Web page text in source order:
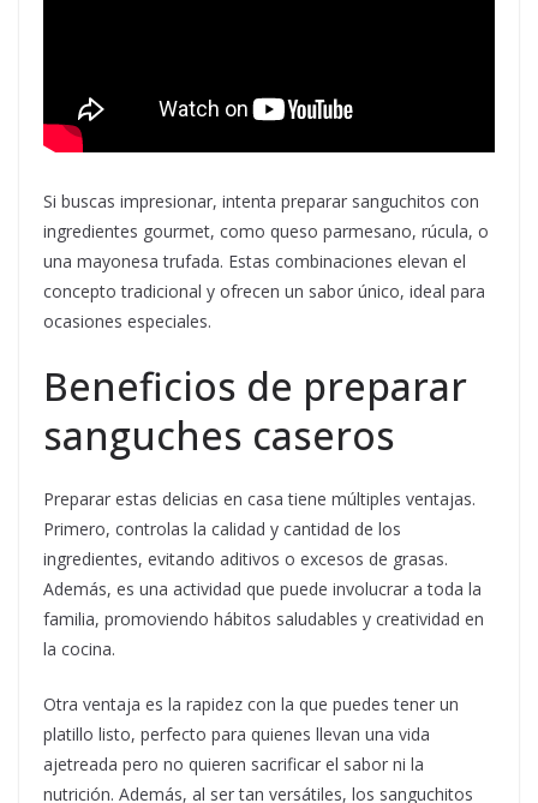
Si buscas impresionar, intenta preparar sanguchitos con
ingredientes gourmet, como queso parmesano, rúcula, o
una mayonesa trufada. Estas combinaciones elevan el
concepto tradicional y ofrecen un sabor único, ideal para
ocasiones especiales.
Beneficios de preparar
sanguches caseros
Preparar estas delicias en casa tiene múltiples ventajas.
Primero, controlas la calidad y cantidad de los
ingredientes, evitando aditivos o excesos de grasas.
Además, es una actividad que puede involucrar a toda la
familia, promoviendo hábitos saludables y creatividad en
la cocina.
Otra ventaja es la rapidez con la que puedes tener un
platillo listo, perfecto para quienes llevan una vida
ajetreada pero no quieren sacrificar el sabor ni la
nutrición. Además, al ser tan versátiles, los sanguchitos